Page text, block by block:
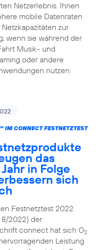
Netzerlebnis. Ihnen
mobile Datenraten
zur
wenn sie während der
Musik- und
oder andere
nutzen.
IM CONNECT FESTNETZTEST
das
in Folge
sich
Festnetztest 2022
8/2022) der
connect hat sich O2
Leistung